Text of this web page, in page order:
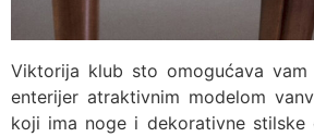
Viktorija klub sto omogućava
enterijer atraktivnim modelom
koji ima noge i dekorativne stilske